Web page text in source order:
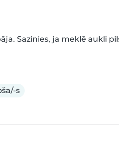
Sazinies, ja meklē aukli
s